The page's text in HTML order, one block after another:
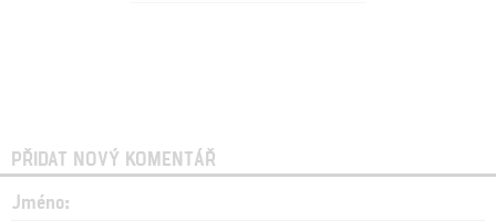
PŘIDAT NOVÝ KOMENTÁŘ
Jméno: